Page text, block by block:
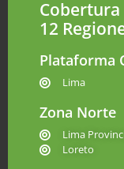
Cobertura
12
Plataforma
Lima
Zona Norte
Lima
Loreto